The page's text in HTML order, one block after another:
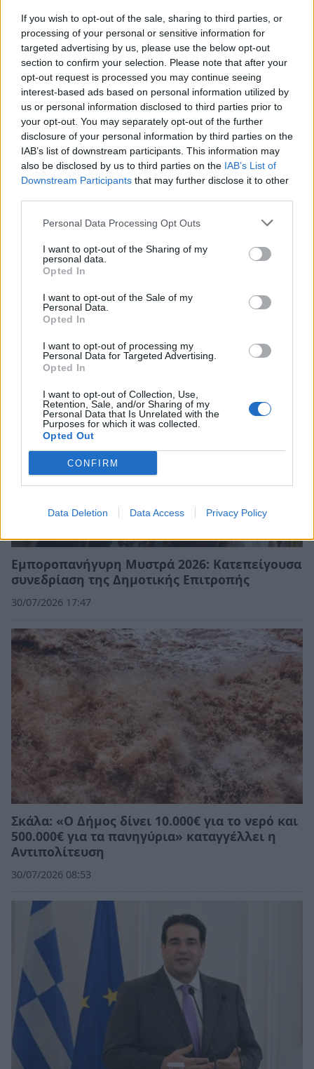
If you wish to opt-out of the sale, sharing to third parties, or
processing of your personal or sensitive information for
targeted advertising by us, please use the below opt-out
section to confirm your selection. Please note that after your
opt-out request is processed you may continue seeing
interest-based ads based on personal information utilized by
us or personal information disclosed to third parties prior to
your opt-out. You may separately opt-out of the further
disclosure of your personal information by third parties on the
IAB’s list of downstream participants. This information may
also be disclosed by us to third parties on the IAB’s List of
Downstream Participants that may further disclose it to other
Personal Data Processing Opt Outs
I want to opt-out of the Sharing of my
personal data.
Opted In
I want to opt-out of the Sale of my
Personal Data.
Opted In
I want to opt-out of processing my
Personal Data for Targeted Advertising.
Opted In
I want to opt-out of Collection, Use,
Retention, Sale, and/or Sharing of my
Personal Data that Is Unrelated with the
Purposes for which it was collected.
Opted Out
CONFIRM
Data Deletion Data Access Privacy Policy
Λακωνία: Ο Δημήτρης Μανιατάκος ακούει
αλλά δεν μιλάει – Θα είναι υποψήφιος
δήμαρχος Ευρώτα;
06/08/2026 13:10
Δήμος Ευρώτα: Σκουριά και φθορά η
αμείλικτη πραγματικότητα…
04/08/2026 09:07
Εμποροπανήγυρη Μυστρά 2026: Κατεπείγουσα
συνεδρίαση της Δημοτικής Επιτροπής
30/07/2026 17:47
Σκάλα: «Ο Δήμος δίνει 10.000€ για το νερό και
500.000€ για τα πανηγύρια» καταγγέλλει η
Αντιπολίτευση
30/07/2026 08:53